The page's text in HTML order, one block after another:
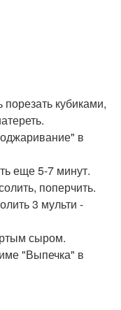
кубиками,
в
еще 5-7 минут.
поперчить.
3 мульти -
сыром.
"Выпечка" в